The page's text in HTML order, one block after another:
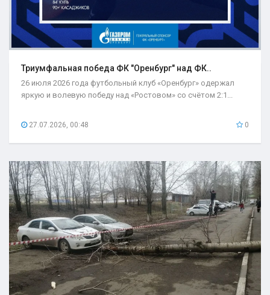
Триумфальная победа ФК "Оренбург" над ФК..
26 июля 2026 года футбольный клуб «Оренбург» одержал
яркую и волевую победу над «Ростовом» со счётом 2:1...
27.07.2026, 00:48 0